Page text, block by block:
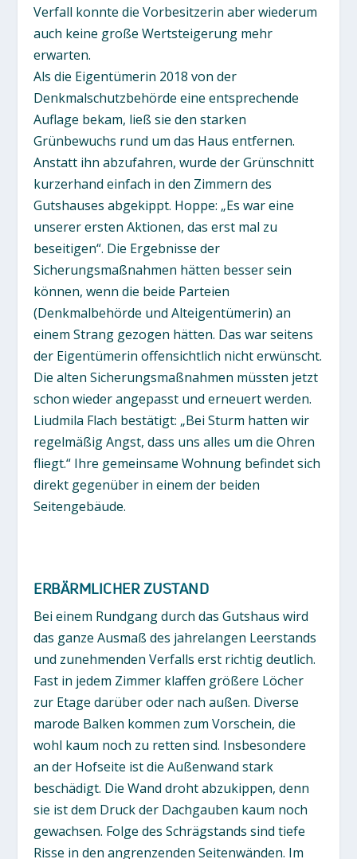
Verfall konnte die Vorbesitzerin aber wiederum
auch keine große Wertsteigerung mehr
erwarten.
Als die Eigentümerin 2018 von der
Denkmalschutzbehörde eine entsprechende
Auflage bekam, ließ sie den starken
Grünbewuchs rund um das Haus entfernen.
Anstatt ihn abzufahren, wurde der Grünschnitt
kurzerhand einfach in den Zimmern des
Gutshauses abgekippt. Hoppe: „Es war eine
unserer ersten Aktionen, das erst mal zu
beseitigen“. Die Ergebnisse der
Sicherungsmaßnahmen hätten besser sein
können, wenn die beide Parteien
(Denkmalbehörde und Alteigentümerin) an
einem Strang gezogen hätten. Das war seitens
der Eigentümerin offensichtlich nicht erwünscht.
Die alten Sicherungsmaßnahmen müssten jetzt
schon wieder angepasst und erneuert werden.
Liudmila Flach bestätigt: „Bei Sturm hatten wir
regelmäßig Angst, dass uns alles um die Ohren
fliegt.“ Ihre gemeinsame Wohnung befindet sich
direkt gegenüber in einem der beiden
Seitengebäude.
ERBÄRMLICHER ZUSTAND
Bei einem Rundgang durch das Gutshaus wird
das ganze Ausmaß des jahrelangen Leerstands
und zunehmenden Verfalls erst richtig deutlich.
Fast in jedem Zimmer klaffen größere Löcher
zur Etage darüber oder nach außen. Diverse
marode Balken kommen zum Vorschein, die
wohl kaum noch zu retten sind. Insbesondere
an der Hofseite ist die Außenwand stark
beschädigt. Die Wand droht abzukippen, denn
sie ist dem Druck der Dachgauben kaum noch
gewachsen. Folge des Schrägstands sind tiefe
Risse in den angrenzenden Seitenwänden. Im